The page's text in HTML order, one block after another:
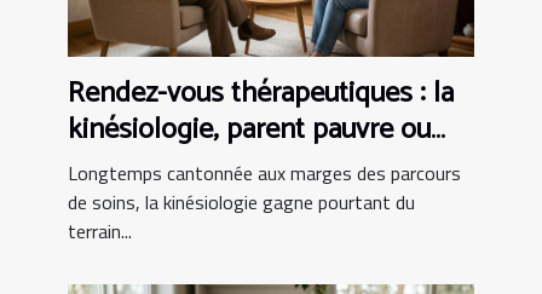
Rendez-vous thérapeutiques : la
kinésiologie, parent pauvre ou
alliée incontournable ?
Longtemps cantonnée aux marges des parcours
de soins, la kinésiologie gagne pourtant du
terrain...